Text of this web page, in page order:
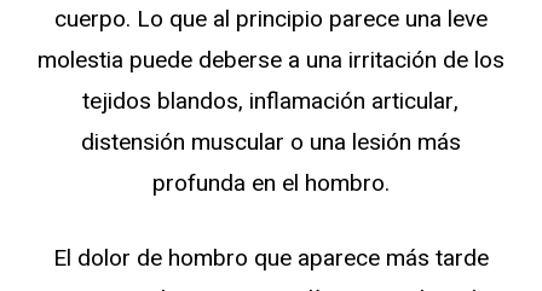
cuerpo. Lo que al principio parece una leve
molestia puede deberse a una irritación de los
tejidos blandos, inflamación articular,
distensión muscular o una lesión más
profunda en el hombro.
El dolor de hombro que aparece más tarde